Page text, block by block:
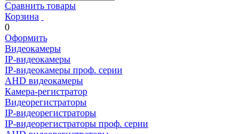
Сравнить товары
Корзина
0
Оформить
Видеокамеры
IP-видеокамеры
IP-видеокамеры проф. серии
AHD видеокамеры
Камера-регистратор
Видеорегистраторы
IP-видеорегистраторы
IP-видеорегистраторы проф. серии